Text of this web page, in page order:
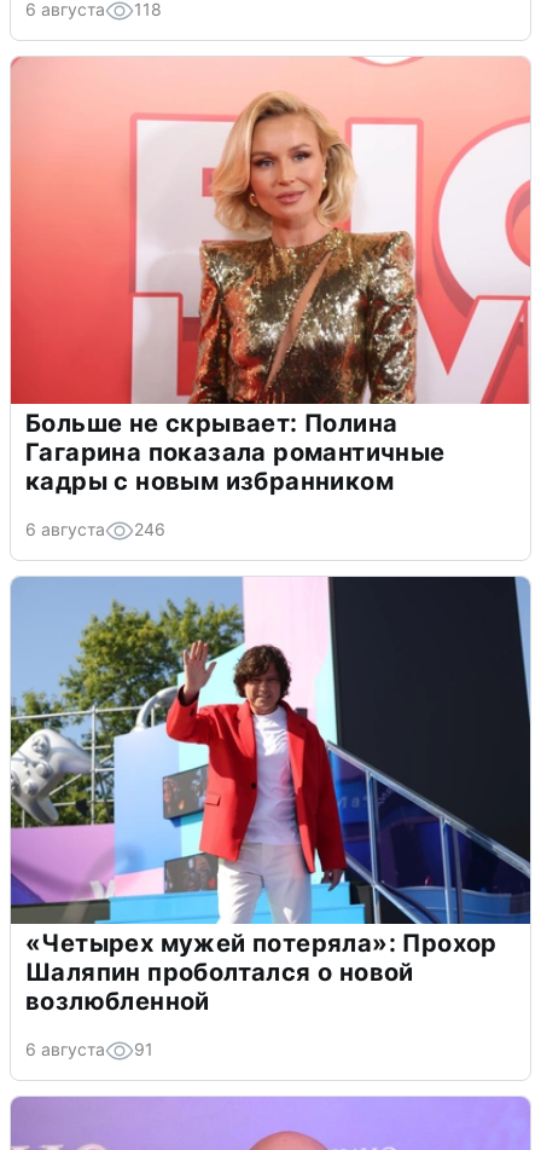
6 августа 118
Больше не скрывает: Полина
Гагарина показала романтичные
кадры с новым избранником
6 августа 246
«Четырех мужей потеряла»: Прохор
Шаляпин проболтался о новой
возлюбленной
6 августа 91